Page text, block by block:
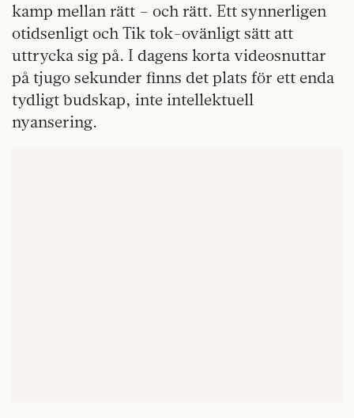
kamp mellan rätt – och rätt. Ett synnerligen
otidsenligt och Tik tok-ovänligt sätt att
uttrycka sig på. I dagens korta videosnuttar
på tjugo sekunder finns det plats för ett enda
tydligt budskap, inte intellektuell
nyansering.